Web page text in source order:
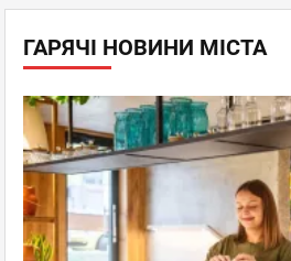
ГАРЯЧІ НОВИНИ МІСТА